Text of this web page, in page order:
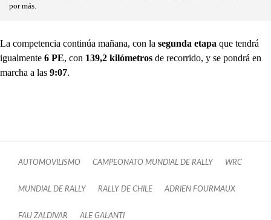
por más.
La competencia continúa mañana, con la segunda etapa que tendrá
igualmente 6 PE, con 139,2 kilómetros de recorrido, y se pondrá en
marcha a las 9:07.
AUTOMOVILISMO CAMPEONATO MUNDIAL DE RALLY WRC
MUNDIAL DE RALLY RALLY DE CHILE ADRIEN FOURMAUX
FAU ZALDIVAR ALE GALANTI